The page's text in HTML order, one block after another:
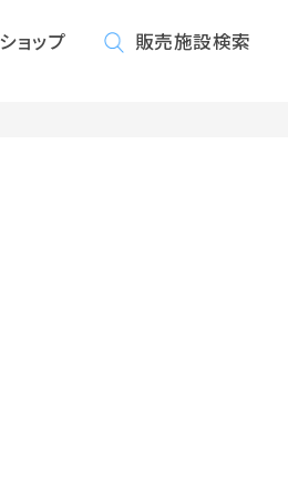
ショップ 販売施設検索